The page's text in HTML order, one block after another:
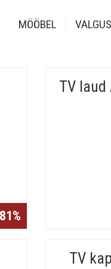
MÖÖBEL
TV
TV